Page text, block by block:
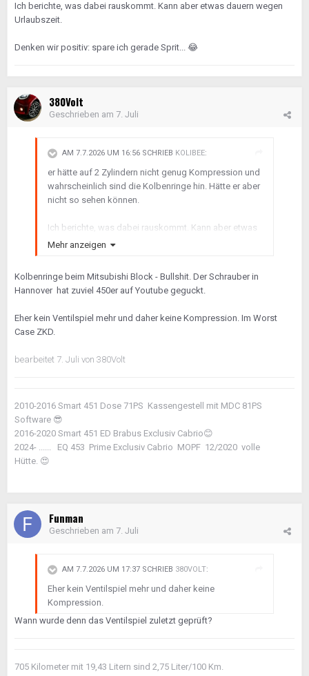
Ich berichte, was dabei rauskommt. Kann aber etwas dauern wegen
Urlaubszeit.
Denken wir positiv: spare ich gerade Sprit... 😂
380Volt
Geschrieben am 7. Juli
AM 7.7.2026 UM 16:56 SCHRIEB KOLIBEE:
er hätte auf 2 Zylindern nicht genug Kompression und
wahrscheinlich sind die Kolbenringe hin. Hätte er aber
nicht so sehen können.
Ich berichte, was dabei rauskommt. Kann aber etwas
dauern wegen Urlaubszeit.
Mehr anzeigen
Kolbenringe beim Mitsubishi Block - Bullshit. Der Schrauber in
Hannover hat zuviel 450er auf Youtube geguckt.
Eher kein Ventilspiel mehr und daher keine Kompression. Im Worst
Case ZKD.
bearbeitet 7. Juli von 380Volt
2010-2016 Smart 451 Dose 71PS Kassengestell mit MDC 81PS
Software 😎
2016-2020 Smart 451 ED Brabus Exclusiv Cabrio😊
2024- ...... EQ 453 Prime Exclusiv Cabrio MOPF 12/2020 volle
Hütte. 😍
Funman
Geschrieben am 7. Juli
AM 7.7.2026 UM 17:37 SCHRIEB 380VOLT:
Eher kein Ventilspiel mehr und daher keine
Kompression.
Wann wurde denn das Ventilspiel zuletzt geprüft?
705 Kilometer mit 19,43 Litern sind 2,75 Liter/100 Km.